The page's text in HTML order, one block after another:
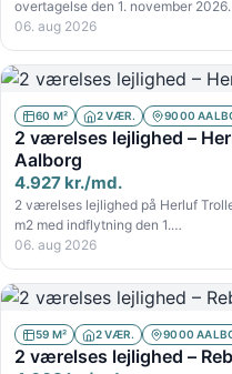
overtagelse den 1. november
06. aug 2026
60 M² 2 VÆR. 9000
2 værelses lejlighed –
Aalborg
4.927 kr./md.
2 værelses lejlighed på Herluf
m2 med indflytning den 1.…
06. aug 2026
59 M² 2 VÆR. 9000
2 værelses lejlighed –